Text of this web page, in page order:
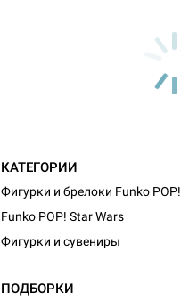
КАТЕГОРИИ
Фигурки и брелоки Funko POP!
Funko POP! Star Wars
Фигурки и сувениры
ПОДБОРКИ